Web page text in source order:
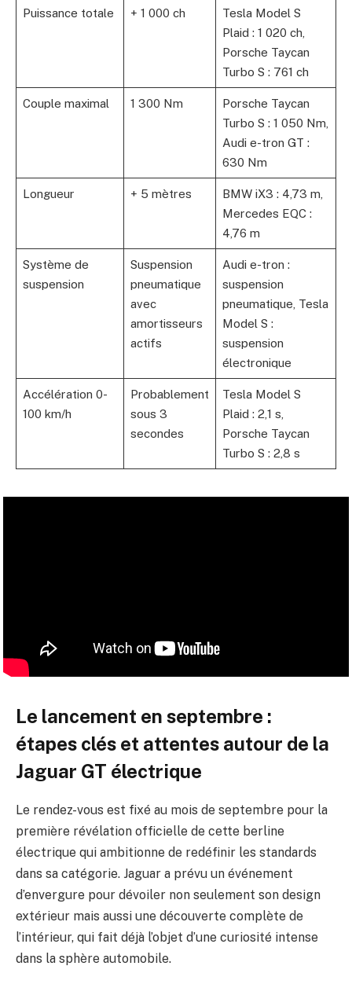
Puissance totale + 1 000 ch
Tesla Model S
Plaid : 1 020 ch,
Porsche Taycan
Turbo S : 761 ch
Couple maximal 1 300 Nm
Porsche Taycan
Turbo S : 1 050 Nm,
Audi e-tron GT :
630 Nm
Longueur + 5 mètres
BMW iX3 : 4,73 m,
Mercedes EQC :
4,76 m
Système de
suspension
Suspension
pneumatique
avec
amortisseurs
actifs
Audi e-tron :
suspension
pneumatique, Tesla
Model S :
suspension
électronique
Accélération 0-
100 km/h
Probablement
sous 3
secondes
Tesla Model S
Plaid : 2,1 s,
Porsche Taycan
Turbo S : 2,8 s
Le lancement en septembre :
étapes clés et attentes autour de la
Jaguar GT électrique
Le rendez-vous est fixé au mois de septembre pour la
première révélation officielle de cette berline
électrique qui ambitionne de redéfinir les standards
dans sa catégorie. Jaguar a prévu un événement
d’envergure pour dévoiler non seulement son design
extérieur mais aussi une découverte complète de
l’intérieur, qui fait déjà l’objet d’une curiosité intense
dans la sphère automobile.